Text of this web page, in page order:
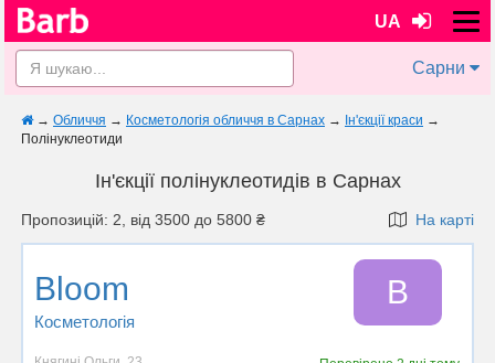
UA
Сарни
→ Обличчя → Косметологія обличчя в Сарнах → Ін'єкції краси →
Полінуклеотиди
Ін'єкції полінуклеотидів в Сарнах
Пропозицій: 2, від 3500 до 5800 ₴ На карті
Bloom
Косметологія
B